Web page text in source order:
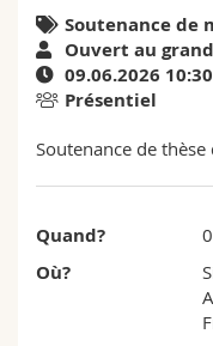
Interfacultaire
Doctorants
Programme des
Soutenance de
Ouvert au
09.06.2026 10:30
Présentiel
Soutenance de
Quand?
Où?